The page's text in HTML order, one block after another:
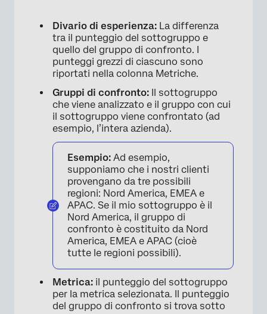
Divario di esperienza: La differenza
tra il punteggio del sottogruppo e
quello del gruppo di confronto. I
punteggi grezzi di ciascuno sono
riportati nella colonna Metriche.
Gruppi di confronto: Il sottogruppo
che viene analizzato e il gruppo con cui
il sottogruppo viene confrontato (ad
esempio, l’intera azienda).
Esempio: Ad esempio,
supponiamo che i nostri clienti
provengano da tre possibili
regioni: Nord America, EMEA e
APAC. Se il mio sottogruppo è il
Nord America, il gruppo di
confronto è costituito da Nord
America, EMEA e APAC (cioè
tutte le regioni possibili).
Metrica: il punteggio del sottogruppo
per la metrica selezionata. Il punteggio
del gruppo di confronto si trova sotto